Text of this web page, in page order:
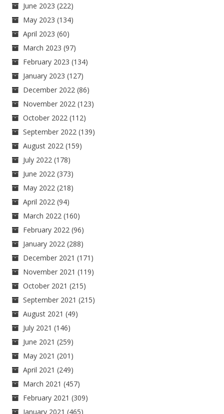
June 2023 (222)
May 2023 (134)
April 2023 (60)
March 2023 (97)
February 2023 (134)
January 2023 (127)
December 2022 (86)
November 2022 (123)
October 2022 (112)
September 2022 (139)
August 2022 (159)
July 2022 (178)
June 2022 (373)
May 2022 (218)
April 2022 (94)
March 2022 (160)
February 2022 (96)
January 2022 (288)
December 2021 (171)
November 2021 (119)
October 2021 (215)
September 2021 (215)
August 2021 (49)
July 2021 (146)
June 2021 (259)
May 2021 (201)
April 2021 (249)
March 2021 (457)
February 2021 (309)
January 2021 (465)